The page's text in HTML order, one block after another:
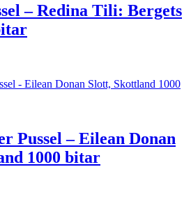
– Redina Tili: Bergets
Pussel – Eilean Donan
1000 bitar